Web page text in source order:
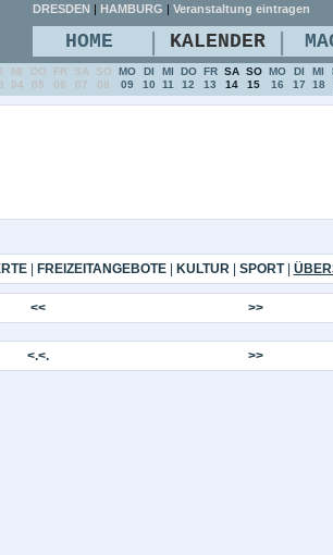
| FREIZEITANGEBOTE| KULTUR| SPORT|
<< >>
<.<. >>
DRESDEN | HAMBURG | Veranstaltung eintragen
HOME | KALENDER |
MI
04
DO
05
FR
06
SA
07
SO
08
MO
09
DI
10
MI
11
DO
12
FR
13
SA
14
SO
15
MO
16
DI
17
MI
18